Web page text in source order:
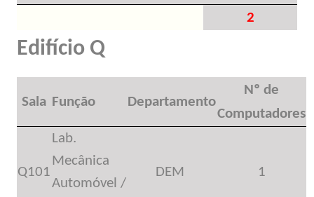
2
Edifício Q
Sala Função Departamento
Nº de
Computadores
Q101
Lab.
Mecânica
Automóvel /
DEM 1